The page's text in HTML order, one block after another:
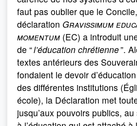
faut pas oublier que le
déclaration Gravissimum
momentum (EC) a introduit
de “l’éducation chrétienne”.
textes antérieurs des
fondaient le devoir
des différentes institutions
école), la Déclaration met
jusqu’aux pouvoirs publics,